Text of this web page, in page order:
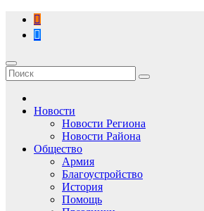
Перейти
содержимому
Новости
Новости Региона
Новости Района
Общество
Армия
Благоустройство
История
Помощь